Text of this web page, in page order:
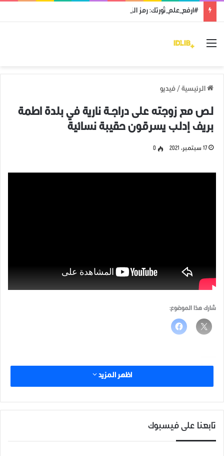
#ارفع_علم_ثورتك: رمز النضال ووحدة الهدف
القائمة
الرئيسية / فيديو
لص مع زوجته على دراجـة نارية في بلدة اطمة
بريف إدلب يسرقون حقيبة نسائية
17 سبتمبر، 2021 0
شارك هذا الموضوع:
مرتبط
بريف حلب، خلفت إصابات في
صفوف المدنيين وعناصر أمن.
انفجار دراجة نارية مفخخة عند
المدخل الجنوبي لبلدة الراعي
بريف حلب، خلفت إصابات في
مدينة ادلب خلّفت إصابة واحدة
اظهر المزيد
تابعنا على فيسبوك